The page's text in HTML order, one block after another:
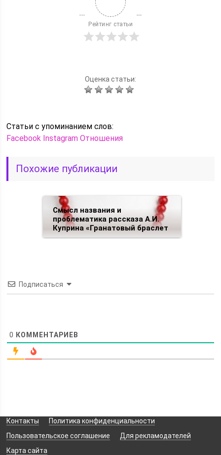
Рейтинг статьи
Оценка статьи:
Статьи c упоминанием слов:
Facebook Instagram Отношения
Похожие публикации
Смысл названия и
проблематика рассказа А.И.
Куприна «Гранатовый браслет
Подписаться
0 КОММЕНТАРИЕВ
Контакты
Политика конфиденциальности
Пользовательское соглашение
Для рекламодателей
Карта сайта